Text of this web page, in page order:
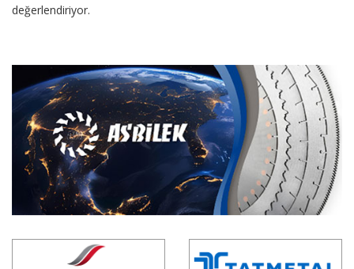
değerlendiriyor.